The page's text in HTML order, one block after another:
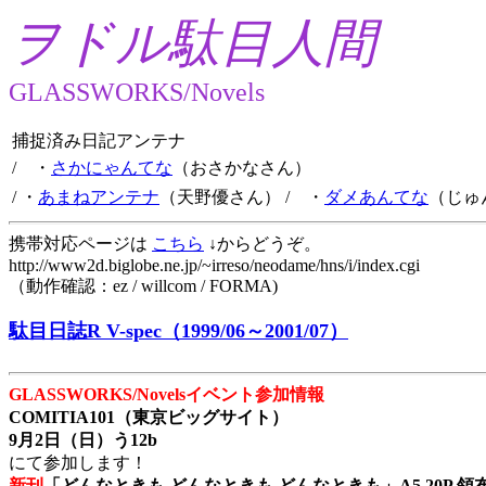
ヲドル駄目人間
GLASSWORKS/Novels
捕捉済み日記アンテナ
/ ・ さかにゃんてな （おさかなさん）
/ ・ あまねアンテナ （天野優さん） / ・ ダメあんてな （じ
携帯対応ページは こちら ↓からどうぞ。
http://www2d.biglobe.ne.jp/~irreso/neodame/hns/i/index.cgi
（動作確認：ez / willcom / FORMA)
駄目日誌R V-spec（1999/06～2001/07）
GLASSWORKS/Novelsイベント参加情報
COMITIA101（東京ビッグサイト）
9月2日（日）う12b
にて参加します！